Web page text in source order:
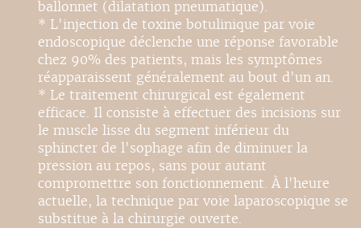
ballonnet (dilatation pneumatique).
* L'injection de toxine botulinique par voie
endoscopique déclenche une réponse favorable
chez 90% des patients, mais les symptômes
réapparaissent généralement au bout d'un an.
* Le traitement chirurgical est également
efficace. Il consiste à effectuer des incisions sur
le muscle lisse du segment inférieur du
sphincter de l'sophage afin de diminuer la
pression au repos, sans pour autant
compromettre son fonctionnement. À l'heure
actuelle, la technique par voie laparoscopique se
substitue à la chirurgie ouverte.